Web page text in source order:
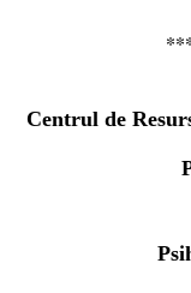
Centrul de